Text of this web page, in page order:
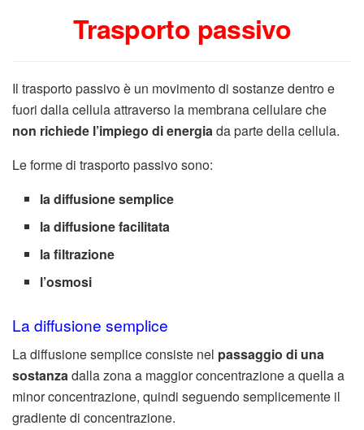
Trasporto passivo
Il trasporto passivo è un movimento di sostanze dentro e
fuori dalla cellula attraverso la membrana cellulare che
non richiede l’impiego di energiada parte della cellula.
Le forme di trasporto passivo sono:
la diffusione semplice
la diffusione facilitata
la filtrazione
l’osmosi
La diffusione semplice
La diffusione semplice consiste nel passaggio di una
sostanzadalla zona a maggior concentrazione a quella a
minor concentrazione, quindi seguendo semplicemente il
gradiente di concentrazione.